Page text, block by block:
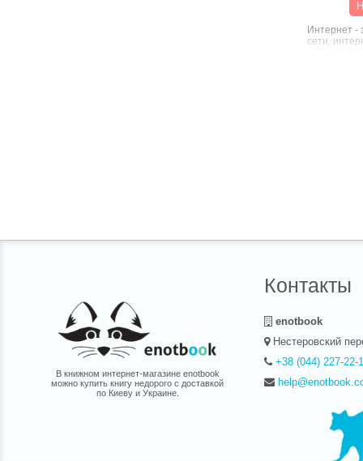
Интернет -
сети,
В книжном интернет-магазине enotbook
можно купить книгу недорого с доставкой
по Киеву и Украине.
Контакты
enotbook
Нестеровский
+38 (044) 227-22-